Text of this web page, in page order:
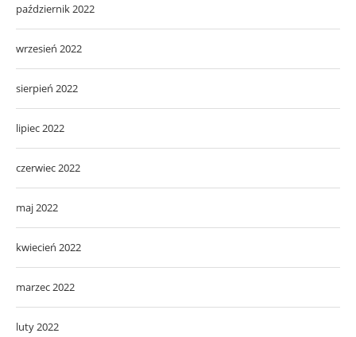
październik 2022
wrzesień 2022
sierpień 2022
lipiec 2022
czerwiec 2022
maj 2022
kwiecień 2022
marzec 2022
luty 2022